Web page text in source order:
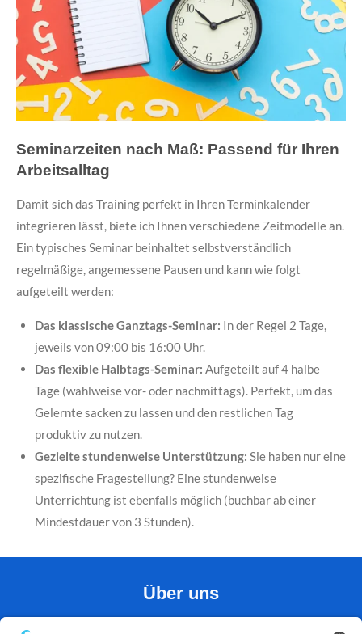
Seminarzeiten nach Maß: Passend für Ihren
Arbeitsalltag
Damit sich das Training perfekt in Ihren Terminkalender
integrieren lässt, biete ich Ihnen verschiedene Zeitmodelle an.
Ein typisches Seminar beinhaltet selbstverständlich
regelmäßige, angemessene Pausen und kann wie folgt
aufgeteilt werden:
Das klassische Ganztags-Seminar: In der Regel 2 Tage,
jeweils von 09:00 bis 16:00 Uhr.
Das flexible Halbtags-Seminar: Aufgeteilt auf 4 halbe
Tage (wahlweise vor- oder nachmittags). Perfekt, um das
Gelernte sacken zu lassen und den restlichen Tag
produktiv zu nutzen.
Gezielte stundenweise Unterstützung: Sie haben nur eine
spezifische Fragestellung? Eine stundenweise
Unterrichtung ist ebenfalls möglich (buchbar ab einer
Mindestdauer von 3 Stunden).
Über uns
HENRY NEWTON IT-OPERATIONS ist ein etabliertes IT-